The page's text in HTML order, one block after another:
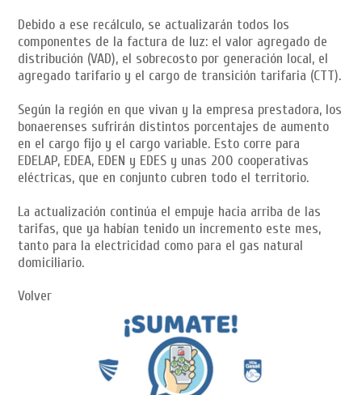
Debido a ese recálculo, se actualizarán todos los
componentes de la factura de luz: el valor agregado de
distribución (VAD), el sobrecosto por generación local, el
agregado tarifario y el cargo de transición tarifaria (CTT).
Según la región en que vivan y la empresa prestadora, los
bonaerenses sufrirán distintos porcentajes de aumento
en el cargo fijo y el cargo variable. Esto corre para
EDELAP, EDEA, EDEN y EDES y unas 200 cooperativas
eléctricas, que en conjunto cubren todo el territorio.
La actualización continúa el empuje hacia arriba de las
tarifas, que ya habían tenido un incremento este mes,
tanto para la electricidad como para el gas natural
domiciliario.
Volver